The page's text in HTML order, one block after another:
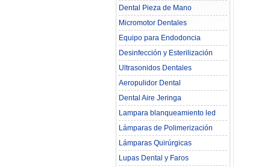
Dental Pieza de Mano
Micromotor Dentales
Equipo para Endodoncia
Desinfección y Esterilización
Ultrasonidos Dentales
Aeropulidor Dental
Dental Aire Jeringa
Lampara blanqueamiento led
dental
Lámparas de Polimerización
Lámparas Quirúrgicas
Lupas Dental y Faros